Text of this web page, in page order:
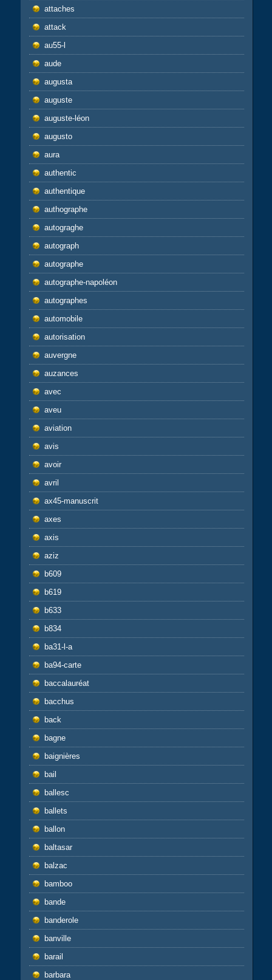
attaches
attack
au55-l
aude
augusta
auguste
auguste-léon
augusto
aura
authentic
authentique
authographe
autograghe
autograph
autographe
autographe-napoléon
autographes
automobile
autorisation
auvergne
auzances
avec
aveu
aviation
avis
avoir
avril
ax45-manuscrit
axes
axis
aziz
b609
b619
b633
b834
ba31-l-a
ba94-carte
baccalauréat
bacchus
back
bagne
baignières
bail
ballesc
ballets
ballon
baltasar
balzac
bamboo
bande
banderole
banville
barail
barbara